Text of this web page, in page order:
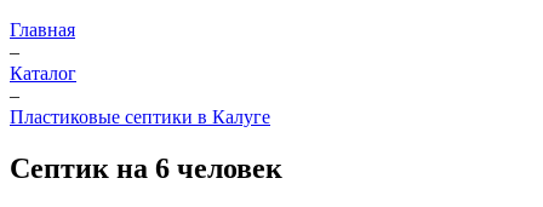
Главная
–
Каталог
–
Пластиковые септики в Калуге
Септик на 6 человек